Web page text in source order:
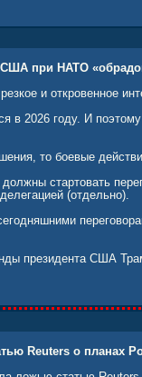
США при НАТО
и откровенное
в 2026 году. И
то боевые
стартовать
(отдельно).
президента США
Reuters о планах